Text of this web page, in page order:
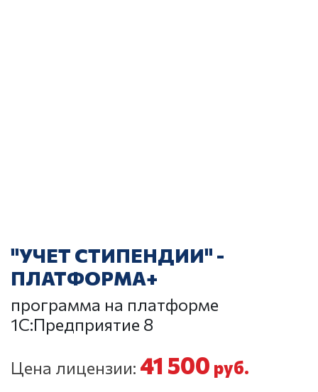
"УЧЕТ СТИПЕНДИИ" -
ПЛАТФОРМА+
программа на платформе
1С:Предприятие 8
Цена лицензии: 41 500 руб.